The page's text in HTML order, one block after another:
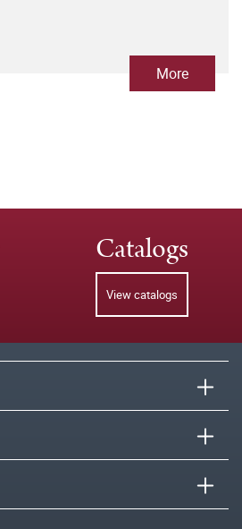
More
Catalogs
View catalogs